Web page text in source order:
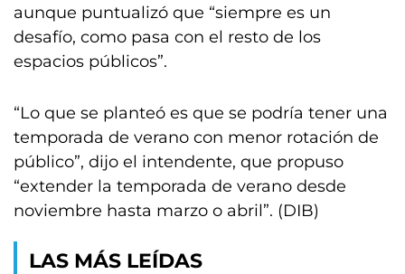
aunque puntualizó que “siempre es un
desafío, como pasa con el resto de los
espacios públicos”.
“Lo que se planteó es que se podría tener una
temporada de verano con menor rotación de
público”, dijo el intendente, que propuso
“extender la temporada de verano desde
noviembre hasta marzo o abril”. (DIB)
LAS MÁS LEÍDAS